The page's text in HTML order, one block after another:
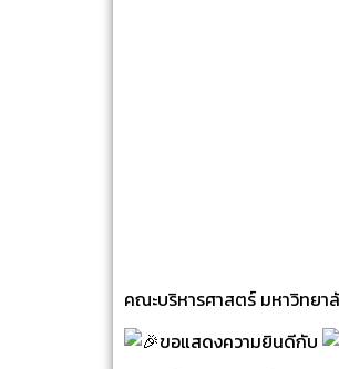
คณะบริหารศาสตร์ มหาวิทย
ขอแสดงความยินดีกับ